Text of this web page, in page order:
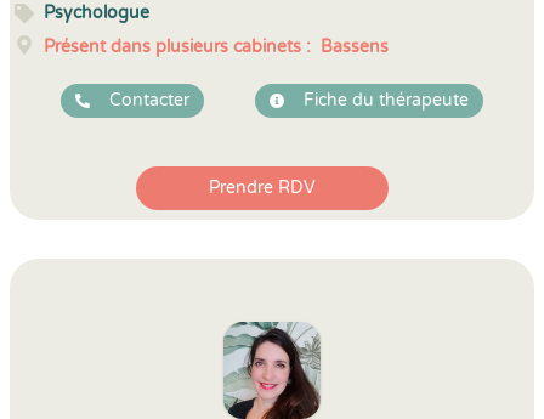
Psychologue
Présent dans plusieurs cabinets : Bassens
Contacter Fiche du thérapeute
Prendre RDV